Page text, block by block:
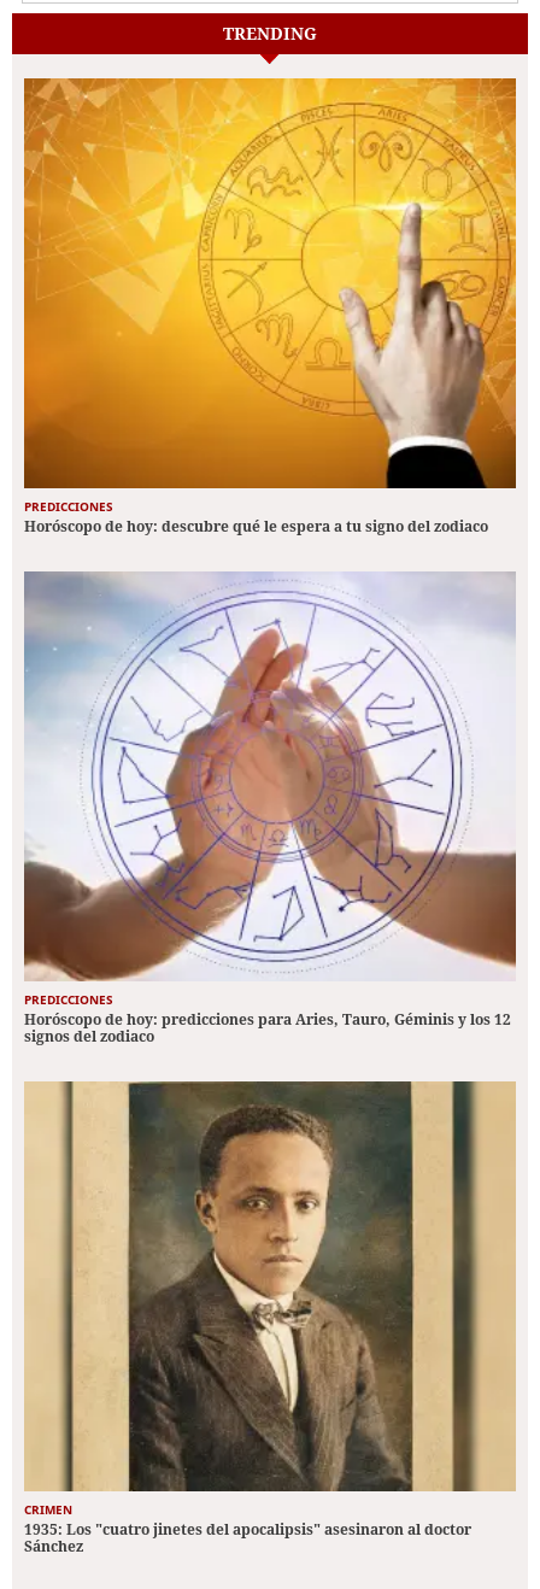
TRENDING
PREDICCIONES
Horóscopo de hoy: descubre qué le espera a tu signo del zodiaco
PREDICCIONES
Horóscopo de hoy: predicciones para Aries, Tauro, Géminis y los 12
signos del zodiaco
CRIMEN
1935: Los "cuatro jinetes del apocalipsis" asesinaron al doctor
Sánchez